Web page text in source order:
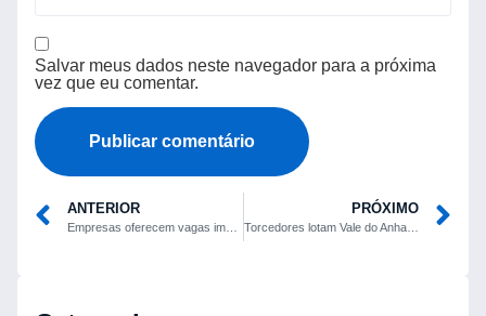
Salvar meus dados neste navegador para a próxima
vez que eu comentar.
ANTERIOR PRÓXIMO
Torcedores lotam Vale do Anhangabaú para assistir Brasil x Japão em telão